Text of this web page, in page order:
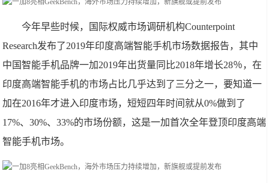
今年早些时候，国际权威市场调研机构Counterpoint
Research发布了2019年印度高端智能手机市场数据报告，其中
中国智能手机品牌一加2019年出货量同比2018年增长28％，在
印度高端智能手机的市场占比几乎达到了三分之一，要知道一
加在2016年才进入印度市场，短短四年时间就从0%做到了
17%、30%、33%的市场份额，这是一加首次全年登顶印度高端
智能手机市场。